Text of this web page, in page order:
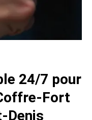
24/7 pour
Fort
Denis